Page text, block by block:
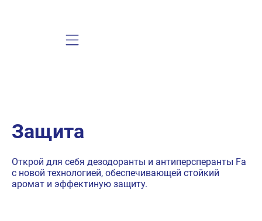
Mobile navigation
Защита
Открой для себя дезодоранты и антиперсперанты Fa
с новой технологией, обеспечивающей стойкий
аромат и эффектиную защиту.